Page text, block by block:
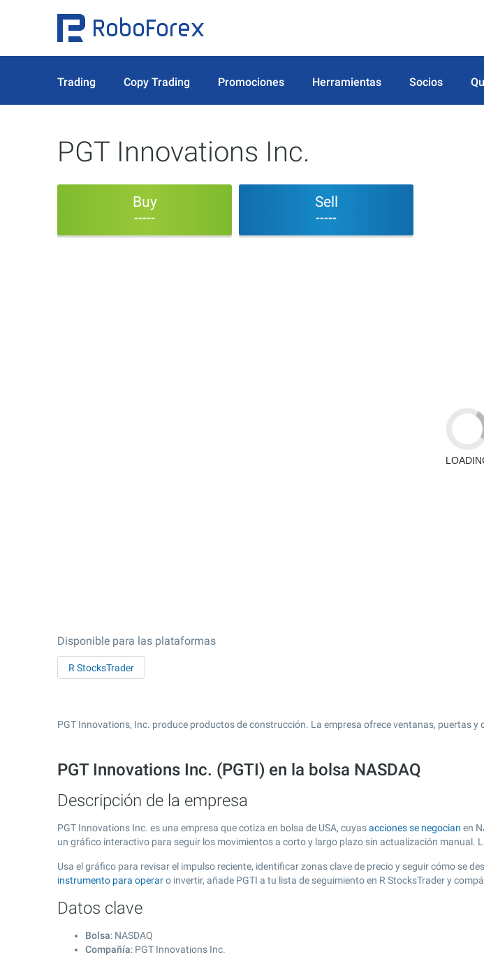
Trading Copy Trading Promociones Herramientas Socios
PGT Innovations Inc.
Buy
-----
Sell
-----
Disponible para las plataformas
R StocksTrader
PGT Innovations, Inc. produce productos de construcción. La empresa ofrece ventanas, puertas
PGT Innovations Inc. (PGTI) en la bolsa NASDAQ
Descripción de la empresa
PGT Innovations Inc. es una empresa que cotiza en bolsa de USA, cuyasacciones se negocian en
un gráfico interactivo para seguir los movimientos a corto y largo plazo sin actualización manual.
Usa el gráfico para revisar el impulso reciente, identificar zonas clave de precio y seguir cómo se
instrumento para operaro invertir, añade PGTI a tu lista de seguimiento en R StocksTrader y
Datos clave
Bolsa: NASDAQ
Compañía: PGT Innovations Inc.